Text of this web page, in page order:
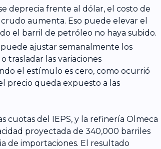
deprecia frente al dólar, el costo de
aumenta. Eso puede elevar el
el barril de petróleo no haya subido.
ajustar semanalmente los
trasladar las variaciones
el estímulo es cero, como ocurrió
precio queda expuesto a las
cuotas del IEPS, y la refinería Olmeca
proyectada de 340,000 barriles
de importaciones. El resultado